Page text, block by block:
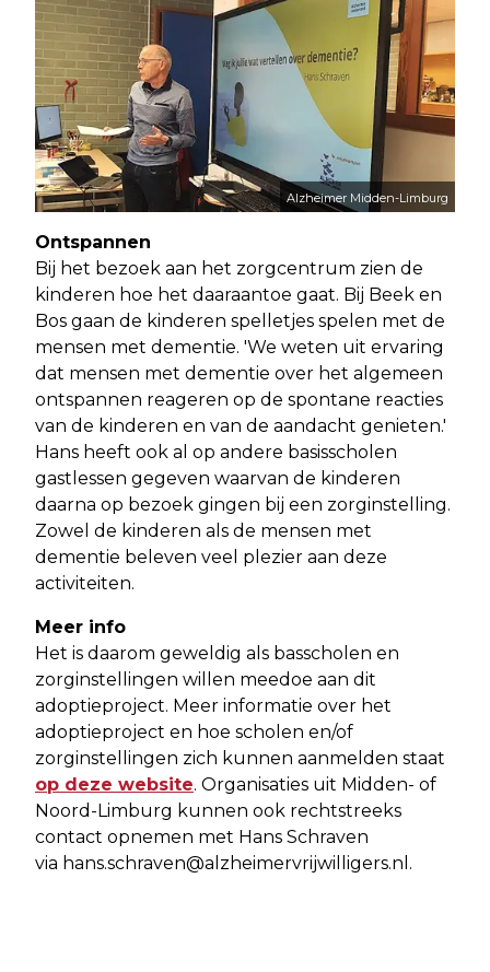
Alzheimer Midden-Limburg
Ontspannen
Bij het bezoek aan het zorgcentrum zien de
kinderen hoe het daaraantoe gaat. Bij Beek en
Bos gaan de kinderen spelletjes spelen met de
mensen met dementie. 'We weten uit ervaring
dat mensen met dementie over het algemeen
ontspannen reageren op de spontane reacties
van de kinderen en van de aandacht genieten.'
Hans heeft ook al op andere basisscholen
gastlessen gegeven waarvan de kinderen
daarna op bezoek gingen bij een zorginstelling.
Zowel de kinderen als de mensen met
dementie beleven veel plezier aan deze
activiteiten.
Meer info
Het is daarom geweldig als basscholen en
zorginstellingen willen meedoe aan dit
adoptieproject. Meer informatie over het
adoptieproject en hoe scholen en/of
zorginstellingen zich kunnen aanmelden staat
op deze website. Organisaties uit Midden- of
Noord-Limburg kunnen ook rechtstreeks
contact opnemen met Hans Schraven
via hans.schraven@alzheimervrijwilligers.nl .